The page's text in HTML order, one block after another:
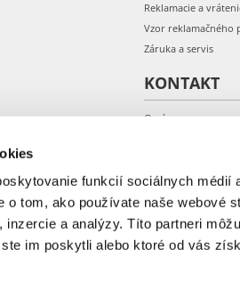
funkcií sociálnych médií
o tom, ako používate naše webové
a analýzy. Títo partneri
im poskytli alebo ktoré od vás
Reklamacie a
Vzor reklamačného
Záruka a servis
KONTAKT
O nás